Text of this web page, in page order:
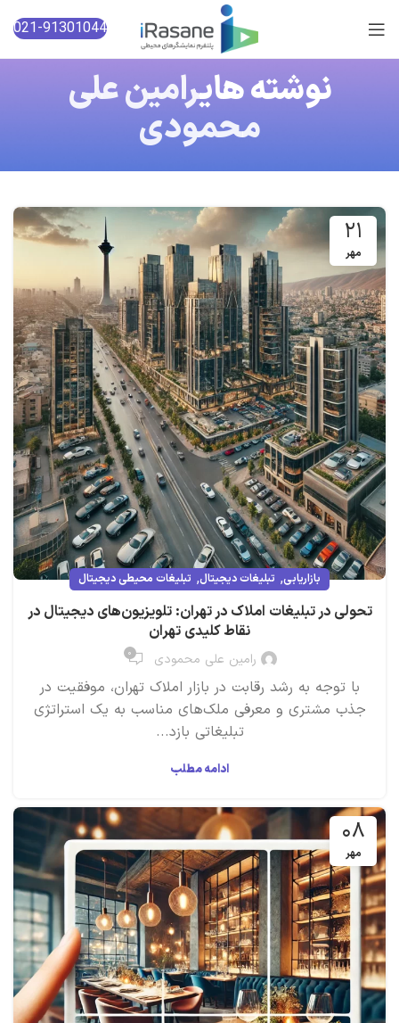
021-91301044
نوشته هایرامین علی
محمودی
۲۱
مهر
بازاریابی, تبلیغات دیجیتال, تبلیغات محیطی دیجیتال
تحولی در تبلیغات املاک در تهران: تلویزیون‌های دیجیتال در
نقاط کلیدی تهران
رامین علی محمودی ۰
با توجه به رشد رقابت در بازار املاک تهران، موفقیت در
جذب مشتری و معرفی ملک‌های مناسب به یک استراتژی
تبلیغاتی بازد...
ادامه مطلب
۰۸
مهر